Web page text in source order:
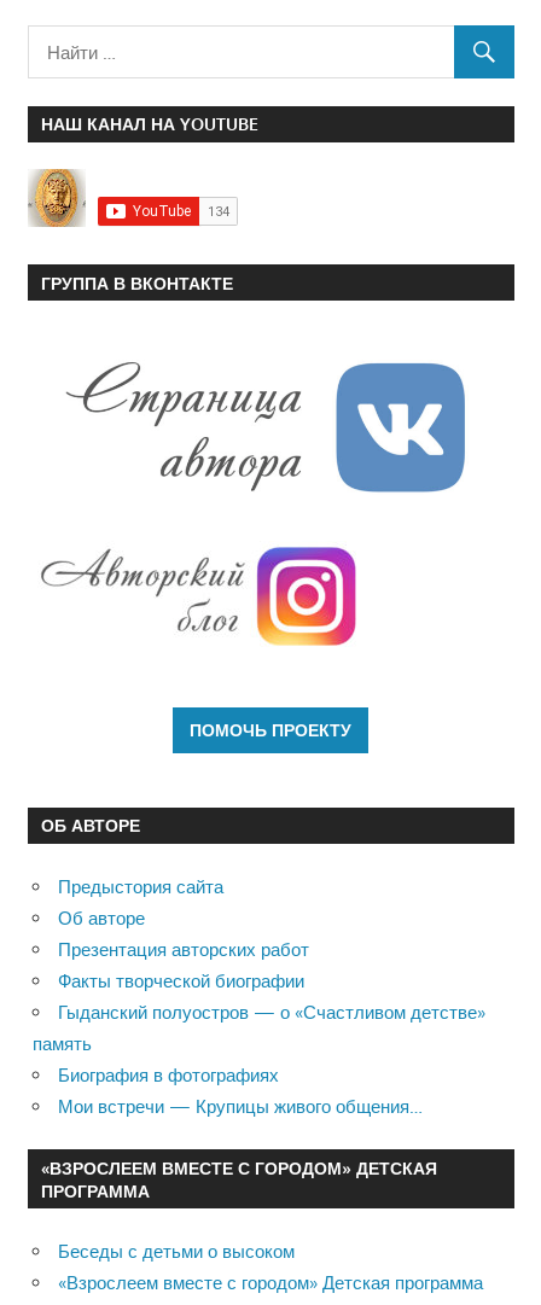
НАШ КАНАЛ НА YOUTUBE
ГРУППА В ВКОНТАКТЕ
ОБ АВТОРЕ
Предыстория сайта
Об авторе
Презентация авторских работ
Факты творческой биографии
Гыданский полуостров — о «Счастливом детстве»
память
Биография в фотографиях
Мои встречи — Крупицы живого общения…
«ВЗРОСЛЕЕМ ВМЕСТЕ С ГОРОДОМ» ДЕТСКАЯ
ПРОГРАММА
Беседы с детьми о высоком
«Взрослеем вместе с городом» Детская программа